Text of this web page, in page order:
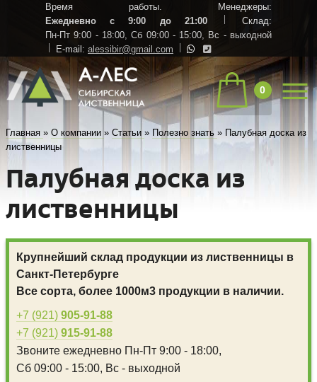
Время работы. Менеджеры:
Ежедневно с 9:00 до 21:00
Склад:
Пн-Пт 9:00 - 18:00, Сб 09:00 - 15:00, Вс - выходной
E-mail: alessibir@gmail.com
0
Главная » О компании » Статьи » Полезно знать » Палубная доска из
лиственницы
Палубная доска из
лиственницы
Крупнейший склад продукции из лиственницы в
Санкт-Петербурге
Все сорта, более 1000м3 продукции в наличии.
+7 (921) 905-91-88
+7 (921) 915-91-88
Звоните ежедневно Пн-Пт 9:00 - 18:00,
Сб 09:00 - 15:00, Вс - выходной